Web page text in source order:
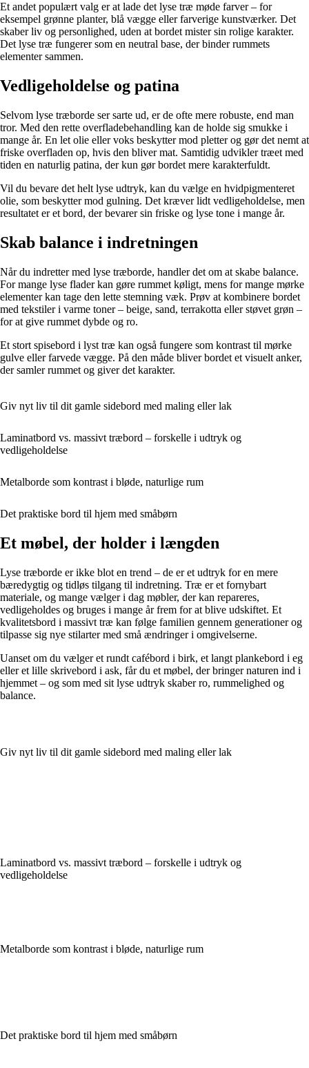
Et andet populært valg er at lade det lyse træ møde farver – for
eksempel grønne planter, blå vægge eller farverige kunstværker. Det
skaber liv og personlighed, uden at bordet mister sin rolige karakter.
Det lyse træ fungerer som en neutral base, der binder rummets
elementer sammen.
Vedligeholdelse og patina
Selvom lyse træborde ser sarte ud, er de ofte mere robuste, end man
tror. Med den rette overfladebehandling kan de holde sig smukke i
mange år. En let olie eller voks beskytter mod pletter og gør det nemt at
friske overfladen op, hvis den bliver mat. Samtidig udvikler træet med
tiden en naturlig patina, der kun gør bordet mere karakterfuldt.
Vil du bevare det helt lyse udtryk, kan du vælge en hvidpigmenteret
olie, som beskytter mod gulning. Det kræver lidt vedligeholdelse, men
resultatet er et bord, der bevarer sin friske og lyse tone i mange år.
Skab balance i indretningen
Når du indretter med lyse træborde, handler det om at skabe balance.
For mange lyse flader kan gøre rummet køligt, mens for mange mørke
elementer kan tage den lette stemning væk. Prøv at kombinere bordet
med tekstiler i varme toner – beige, sand, terrakotta eller støvet grøn –
for at give rummet dybde og ro.
Et stort spisebord i lyst træ kan også fungere som kontrast til mørke
gulve eller farvede vægge. På den måde bliver bordet et visuelt anker,
der samler rummet og giver det karakter.
Giv nyt liv til dit gamle sidebord med maling eller lak
Laminatbord vs. massivt træbord – forskelle i udtryk og
vedligeholdelse
Metalborde som kontrast i bløde, naturlige rum
Det praktiske bord til hjem med småbørn
Et møbel, der holder i længden
Lyse træborde er ikke blot en trend – de er et udtryk for en mere
bæredygtig og tidløs tilgang til indretning. Træ er et fornybart
materiale, og mange vælger i dag møbler, der kan repareres,
vedligeholdes og bruges i mange år frem for at blive udskiftet. Et
kvalitetsbord i massivt træ kan følge familien gennem generationer og
tilpasse sig nye stilarter med små ændringer i omgivelserne.
Uanset om du vælger et rundt cafébord i birk, et langt plankebord i eg
eller et lille skrivebord i ask, får du et møbel, der bringer naturen ind i
hjemmet – og som med sit lyse udtryk skaber ro, rummelighed og
balance.
Giv nyt liv til dit gamle sidebord med maling eller lak
Laminatbord vs. massivt træbord – forskelle i udtryk og
vedligeholdelse
Metalborde som kontrast i bløde, naturlige rum
Det praktiske bord til hjem med småbørn